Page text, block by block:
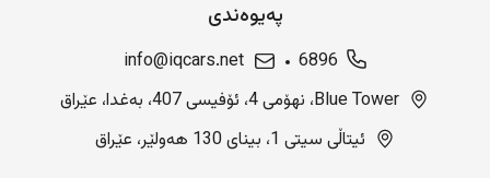
پەیوەندی
6896
info@iqcars.net
Blue Tower، نهۆمی 4، ئۆفیسی 407، بەغدا، عێراق
ئیتاڵی سیتی 1، بینای 130 هەولێر، عێراق